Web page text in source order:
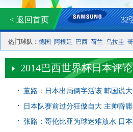
< 返回首页 32
热门球队： 德国 阿根廷 巴西 荷兰 乌拉圭
2014巴西世界杯日本评论
董路：日本出局俩字活该 韩国说
日本队赛前过分狂傲自大 主帅昏
张路：哥伦比亚为球迷难放水 日